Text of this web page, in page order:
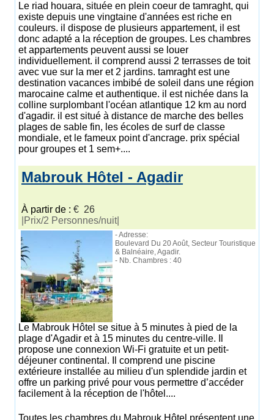
Le riad houara, située en plein coeur de tamraght, qui
existe depuis une vingtaine d'années est riche en
couleurs. il dispose de plusieurs appartement, il est
donc adapté a la réception de groupes. Les chambres
et appartements peuvent aussi se louer
individuellement. il comprend aussi 2 terrasses de toit
avec vue sur la mer et 2 jardins. tamraght est une
destination vacances imbibé de soleil dans une région
marocaine calme et authentique. il est nichée dans la
colline surplombant l'océan atlantique 12 km au nord
d'agadir. il est situé à distance de marche des belles
plages de sable fin, les écoles de surf de classe
mondiale, et le fameux point d'ancrage. prix spécial
pour groupes et 1 sem+....
Mabrouk Hôtel - Agadir
À partir de : € 26
|Prix/2 Personnes/nuit|
- Adresse:
Boulevard Du 20 Août, Secteur Touristique
& Balnéaire, Agadir.
- Nb. Chambres : 40
Le Mabrouk Hôtel se situe à 5 minutes à pied de la
plage d'Agadir et à 15 minutes du centre-ville. Il
propose une connexion Wi-Fi gratuite et un petit-
déjeuner continental. Il comprend une piscine
extérieure installée au milieu d'un splendide jardin et
offre un parking privé pour vous permettre d’accéder
facilement à la réception de l'hôtel....